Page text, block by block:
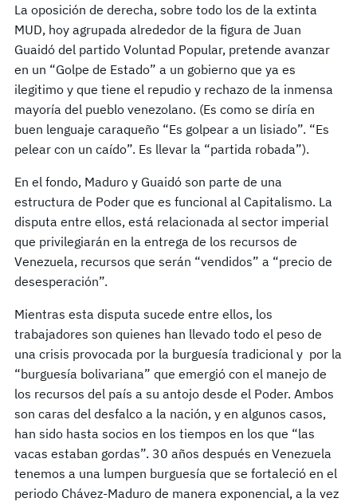
La oposición de derecha, sobre todo los de la extinta
MUD, hoy agrupada alrededor de la figura de Juan
Guaidó del partido Voluntad Popular, pretende avanzar
en un “Golpe de Estado” a un gobierno que ya es
ilegitimo y que tiene el repudio y rechazo de la inmensa
mayoría del pueblo venezolano. (Es como se diría en
buen lenguaje caraqueño “Es golpear a un lisiado”. “Es
pelear con un caído”. Es llevar la “partida robada”).
En el fondo, Maduro y Guaidó son parte de una
estructura de Poder que es funcional al Capitalismo. La
disputa entre ellos, está relacionada al sector imperial
que privilegiarán en la entrega de los recursos de
Venezuela, recursos que serán “vendidos” a “precio de
desesperación”.
Mientras esta disputa sucede entre ellos, los
trabajadores son quienes han llevado todo el peso de
una crisis provocada por la burguesía tradicional y por la
“burguesía bolivariana” que emergió con el manejo de
los recursos del país a su antojo desde el Poder. Ambos
son caras del desfalco a la nación, y en algunos casos,
han sido hasta socios en los tiempos en los que “las
vacas estaban gordas”. 30 años después en Venezuela
tenemos a una lumpen burguesía que se fortaleció en el
periodo Chávez-Maduro de manera exponencial, a la vez